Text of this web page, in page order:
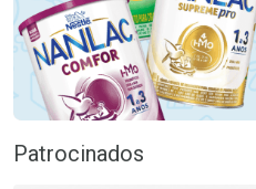
Patrocinados